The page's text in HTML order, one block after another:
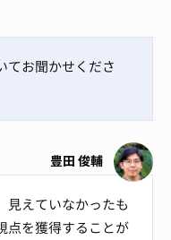
てお聞かせくださ
豊田 俊輔
見えていなかったも
点を獲得することが